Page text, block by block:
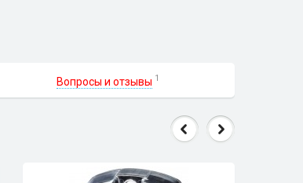
Вопросы и отзывы 1